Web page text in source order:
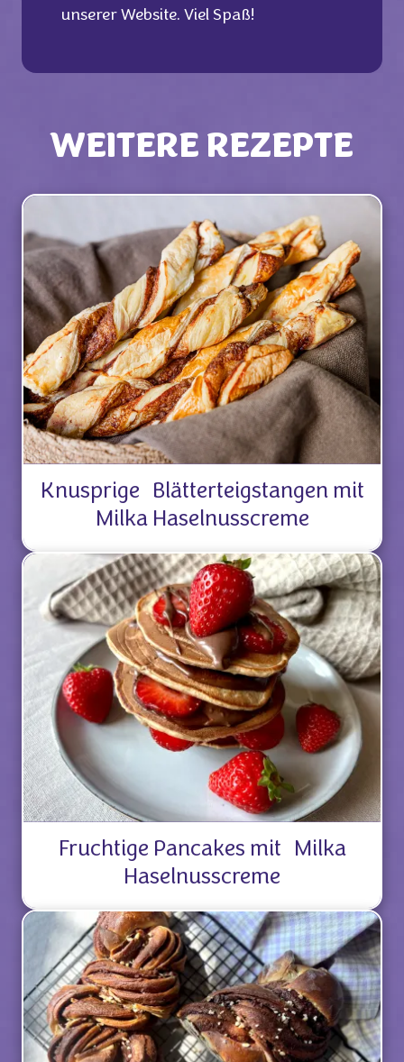
unserer Website. Viel Spaß!
WEITERE REZEPTE
Knusprige Blätterteigstangen mit
Milka Haselnusscreme
Fruchtige Pancakes mit Milka
Haselnusscreme